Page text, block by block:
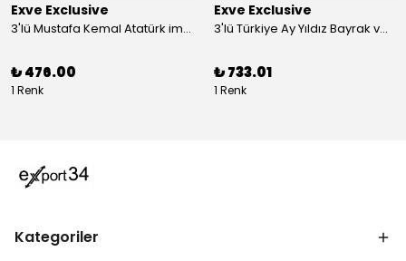
Exve Exclusive
3'lü Mustafa Kemal Atatürk imzalı ve Türkiye Ay Yıldız Bayraklı Kadın Fular Seti
₺ 476.00
1 Renk
Exve Exclusive
3'lü Türkiye Ay Yıldız Bayrak ve Mustafa Kemal Atatürk imzalı Kırmızı Siyah Yaka Mendili Seti
₺ 733.01
1 Renk
Kategoriler